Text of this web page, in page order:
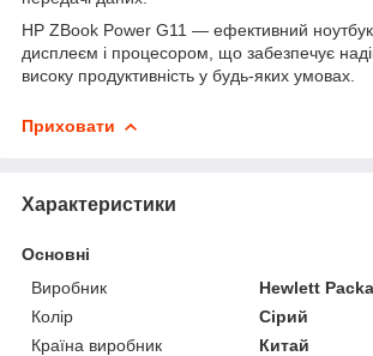
HP ZBook Power G11 — ефективний ноутбук
дисплеєм і процесором, що забезпечує
високу продуктивність у будь-яких умовах.
Приховати
Характеристики
Основні
Виробник
Hewlett
Колір
Сірий
Країна виробник
Китай